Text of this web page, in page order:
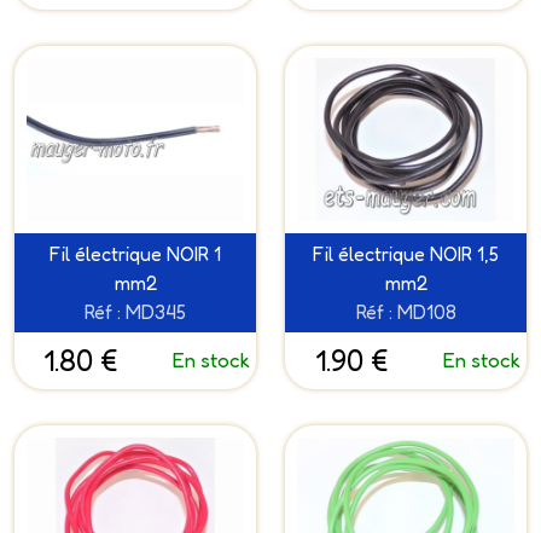
Fil électrique NOIR 1
mm2
Réf : MD345
1.80 € En stock
Fil électrique NOIR 1,5
mm2
Réf : MD108
1.90 € En stock